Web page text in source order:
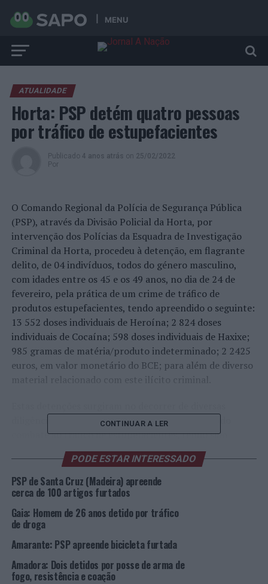
MENU
ATUALIDADE
Horta: PSP detém quatro pessoas
por tráfico de estupefacientes
Publicado 4 anos atrás on 25/02/2022
Por
O Comando Regional da Polícia de Segurança Pública
(PSP), através da Divisão Policial da Horta, por
intervenção dos Polícias da Esquadra de Investigação
Criminal da Horta, procedeu à detenção, em flagrante
delito, de 04 indivíduos, todos do género masculino,
com idades entre os 45 e os 49 anos, no dia de 24 de
fevereiro, pela prática de um crime de tráfico de
produtos estupefacientes, tendo apreendido o seguinte:
13 552 doses individuais de Heroína; 2 824 doses
individuais de Cocaína; 598 doses individuais de Haxixe;
985 gramas de matéria/produto indeterminado; 2 2425
euros, em valor monetário do BCE; para além de diverso
material relacionado com este ilícito criminal.
diligências de investigação realizadas no âmbito do
combate ao tráfico de estupefacientes, tendo sido
efetuadas várias buscas domiciliárias na sequência de
mandados e buscas e apreensão emitidos por Autoridade
Judiciária.
sujeitos a Termo de Identidade e Residência e foram
presentes a primeiro interrogatório Judicial no Tribunal
Judicial da Horta hoje, pelas 15h00.
“Com mais esta ação, a PSP pretende dar continuidade à
CONTINUAR A LER
PODE ESTAR INTERESSADO
PSP de Santa Cruz (Madeira) apreende
cerca de 100 artigos furtados
Gaia: Homem de 26 anos detido por tráfico
de droga
Amarante: PSP apreende bicicleta furtada
Amadora: Dois detidos por posse de arma de
fogo, resistência e coação